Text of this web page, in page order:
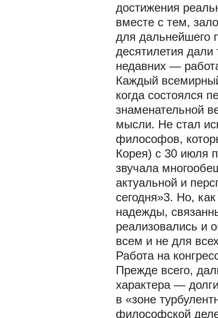
достижения
вместе с тем,
для дальнейшего
десятилетия
недавних —
Каждый
когда состоялся
знаменательной
мысли. Не стал
философов,
Корея) с 30 июля
звучала
актуальной и
сегодня»3. Но,
надежды,
реализовались и
всем и не для
Работа на
Прежде всего,
характера —
в «зоне
философской